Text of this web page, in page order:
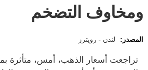
ومخاوف التضخم
المصدر: لندن - رويترز
تراجعت أسعار الذهب، أمس، ​متأثرة